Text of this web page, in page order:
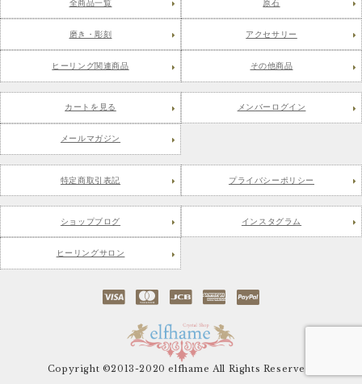
全商品一覧 原石
磨き・彫刻 アクセサリー
ヒーリング関連商品 その他商品
カートを見る メンバーログイン
メールマガジン
特定商取引表記 プライバシーポリシー
ショップブログ インスタグラム
ヒーリングサロン
Copyright ©2013-2020 elfhame All Rights Reserved.